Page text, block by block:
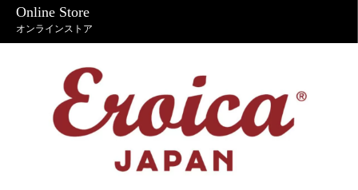
Online Store
オンラインストア